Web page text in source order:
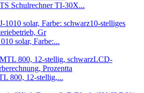
Schulrechner TI-30X...
solar, Farbe:...
800, 12-stellig,...